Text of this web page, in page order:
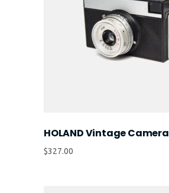
HOLAND Vintage Camera
$327.00